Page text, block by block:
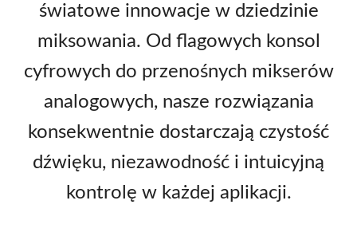
Język/Region
światowe innowacje w dziedzinie
miksowania. Od flagowych konsol
cyfrowych do przenośnych mikserów
analogowych, nasze rozwiązania
konsekwentnie dostarczają czystość
dźwięku, niezawodność i intuicyjną
kontrolę w każdej aplikacji.